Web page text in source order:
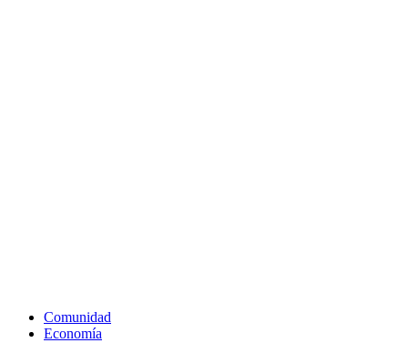
Comunidad
Economía